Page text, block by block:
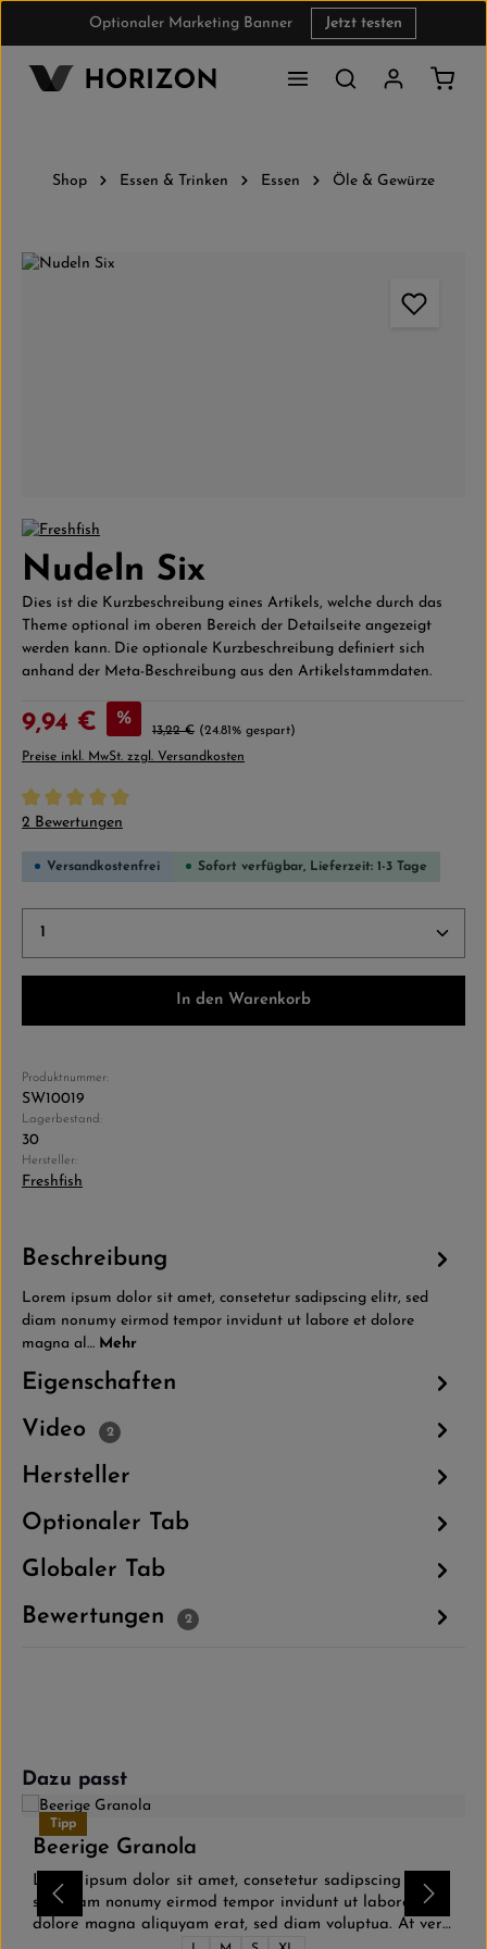
Zum Hauptinhalt springen
Optionaler Marketing Banner Jetzt testen
Shop Essen & Trinken Essen Öle & Gewürze
Bildergalerie überspringen
Nudeln Six
Dies ist die Kurzbeschreibung eines Artikels, welche durch das
Theme optional im oberen Bereich der Detailseite angezeigt
werden kann. Die optionale Kurzbeschreibung definiert sich
anhand der Meta-Beschreibung aus den Artikelstammdaten.
Verkaufspreis:
9,94 € %
Regulärer Preis:
13,22 € (24.81% gespart)
Preise inkl. MwSt. zzgl. Versandkosten
Durchschnittliche Bewertung von 5 von 5 Sternen
2 Bewertungen
Versandkostenfrei Sofort verfügbar, Lieferzeit: 1-3 Tage
Produkt Anzahl: Gib den gewünschten Wert ein
In den Warenkorb
Produktnummer:
SW10019
Lagerbestand:
30
Hersteller:
Freshfish
Beschreibung
Lorem ipsum dolor sit amet, consetetur sadipscing elitr, sed
diam nonumy eirmod tempor invidunt ut labore et dolore
magna al… Mehr
Eigenschaften
Video 2
Hersteller
Optionaler Tab
Globaler Tab
Bewertungen 2
Produktgalerie überspringen
Dazu passt
Tipp
Beerige Granola
Lorem ipsum dolor sit amet, consetetur sadipscing elitr,
sed diam nonumy eirmod tempor invidunt ut labore et
dolore magna aliquyam erat, sed diam voluptua. At vero
eos et accusam et justo duo dolores et ea rebum. Stet